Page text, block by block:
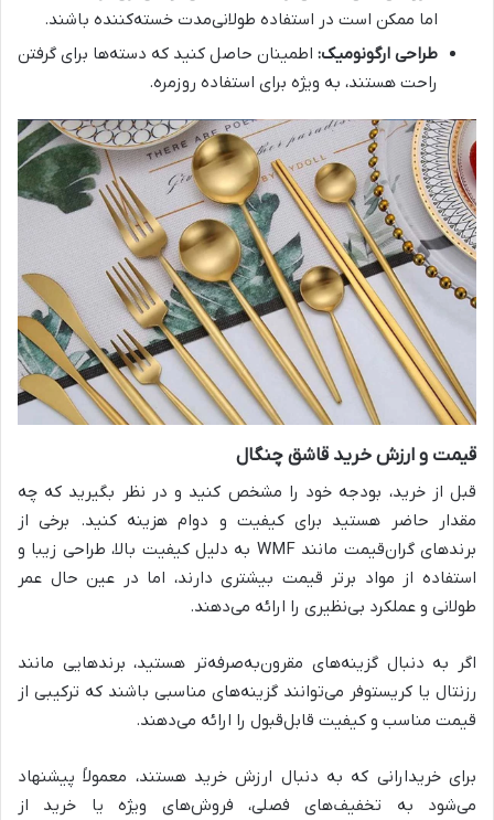
اما ممکن است در استفاده طولانی‌مدت خسته‌کننده باشند.
طراحی ارگونومیک: اطمینان حاصل کنید که دسته‌ها برای گرفتن
راحت هستند، به ویژه برای استفاده روزمره.
قیمت و ارزش خرید قاشق چنگال
قبل از خرید، بودجه خود را مشخص کنید و در نظر بگیرید که چه
مقدار حاضر هستید برای کیفیت و دوام هزینه کنید. برخی از
برندهای گران‌قیمت مانندWMF به دلیل کیفیت بالا، طراحی زیبا و
استفاده از مواد برتر قیمت بیشتری دارند، اما در عین حال عمر
طولانی و عملکرد بی‌نظیری را ارائه می‌دهند.
اگر به دنبال گزینه‌های مقرون‌به‌صرفه‌تر هستید، برندهایی مانند
رزنتال یا کریستوفر می‌توانند گزینه‌های مناسبی باشند که ترکیبی از
قیمت مناسب و کیفیت قابل‌قبول را ارائه می‌دهند.
برای خریدارانی که به دنبال ارزش خرید هستند، معمولاً پیشنهاد
می‌شود به تخفیف‌های فصلی، فروش‌های ویژه یا خرید از